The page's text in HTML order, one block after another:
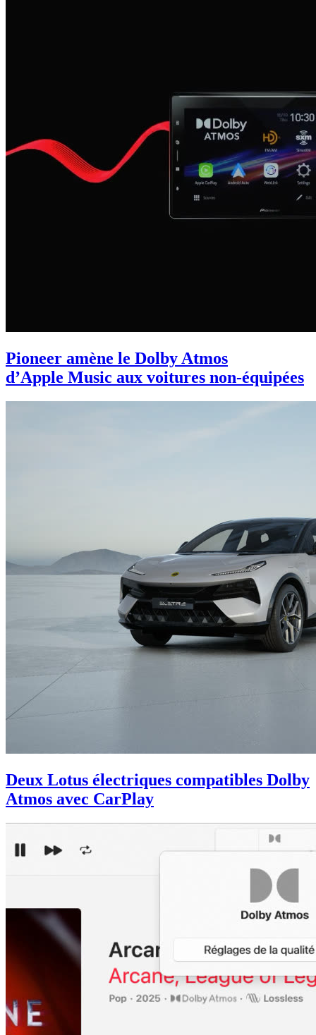
Pioneer amène le Dolby Atmos
d’Apple Music aux voitures non-équipées
Deux Lotus électriques compatibles Dolby
Atmos avec CarPlay